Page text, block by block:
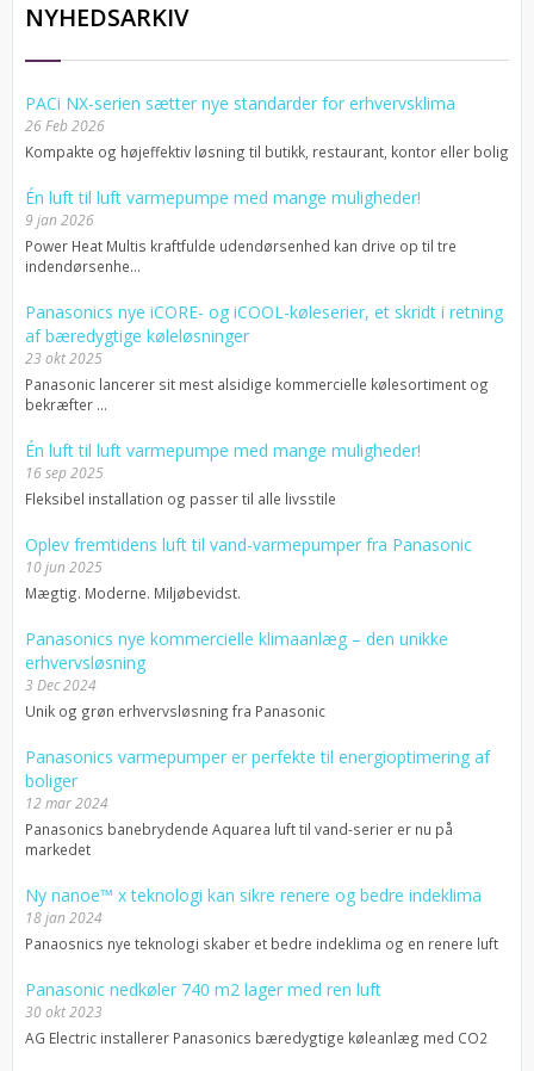
NYHEDSARKIV
PACi NX-serien sætter nye standarder for erhvervsklima
26 Feb 2026
Kompakte og højeffektiv løsning til butikk, restaurant, kontor eller bolig
Én luft til luft varmepumpe med mange muligheder!
9 jan 2026
Power Heat Multis kraftfulde udendørsenhed kan drive op til tre
indendørsenhe...
Panasonics nye iCORE- og iCOOL-køleserier, et skridt i retning
af bæredygtige køleløsninger
23 okt 2025
Panasonic lancerer sit mest alsidige kommercielle kølesortiment og
bekræfter ...
Én luft til luft varmepumpe med mange muligheder!
16 sep 2025
Fleksibel installation og passer til alle livsstile
Oplev fremtidens luft til vand-varmepumper fra Panasonic
10 jun 2025
Mægtig. Moderne. Miljøbevidst.
Panasonics nye kommercielle klimaanlæg – den unikke
erhvervsløsning
3 Dec 2024
Unik og grøn erhvervsløsning fra Panasonic
Panasonics varmepumper er perfekte til energioptimering af
boliger
12 mar 2024
Panasonics banebrydende Aquarea luft til vand-serier er nu på
markedet
Ny nanoe™ x teknologi kan sikre renere og bedre indeklima
18 jan 2024
Panaosnics nye teknologi skaber et bedre indeklima og en renere luft
Panasonic nedkøler 740 m2 lager med ren luft
30 okt 2023
AG Electric installerer Panasonics bæredygtige køleanlæg med CO2